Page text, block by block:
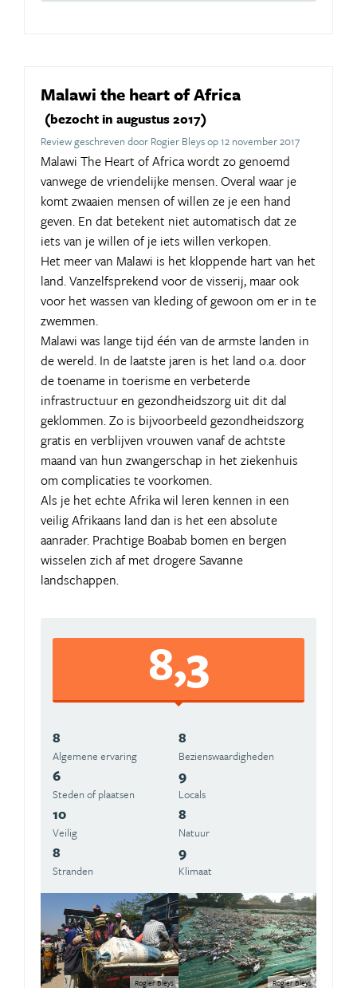
Malawi the heart of Africa
(bezocht in augustus 2017)
Review geschreven door Rogier Bleys op 12 november 2017
Malawi The Heart of Africa wordt zo genoemd
vanwege de vriendelijke mensen. Overal waar je
komt zwaaien mensen of willen ze je een hand
geven. En dat betekent niet automatisch dat ze
iets van je willen of je iets willen verkopen.
Het meer van Malawi is het kloppende hart van het
land. Vanzelfsprekend voor de visserij, maar ook
voor het wassen van kleding of gewoon om er in te
zwemmen.
Malawi was lange tijd één van de armste landen in
de wereld. In de laatste jaren is het land o.a. door
de toename in toerisme en verbeterde
infrastructuur en gezondheidszorg uit dit dal
geklommen. Zo is bijvoorbeeld gezondheidszorg
gratis en verblijven vrouwen vanaf de achtste
maand van hun zwangerschap in het ziekenhuis
om complicaties te voorkomen.
Als je het echte Afrika wil leren kennen in een
veilig Afrikaans land dan is het een absolute
aanrader. Prachtige Boabab bomen en bergen
wisselen zich af met drogere Savanne
landschappen.
8,3
8
Algemene ervaring
8
Beziens­waardigheden
6
Steden of plaatsen
9
Locals
10
Veilig
8
Natuur
8
Stranden
9
Klimaat
Rogier Bleys Rogier Bleys